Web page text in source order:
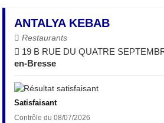
ANTALYA KEBAB
Restaurants
19 B RUE DU QUATRE
en-Bresse
Satisfaisant
Contrôle du 08/07/2026